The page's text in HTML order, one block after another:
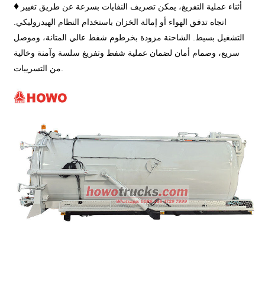
♦ أثناء عملية التفريغ، يمكن تصريف النفايات بسرعة عن طريق تغيير
اتجاه تدفق الهواء أو إمالة الخزان باستخدام النظام الهيدروليكي.
التشغيل بسيط. الشاحنة مزودة بخرطوم شفط عالي المتانة، وموصل
سريع، وصمام أمان لضمان عملية شفط وتفريغ سلسة وآمنة وخالية